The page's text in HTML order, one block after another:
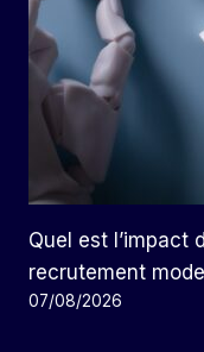
Quel est l’impact
recrutement
07/08/2026